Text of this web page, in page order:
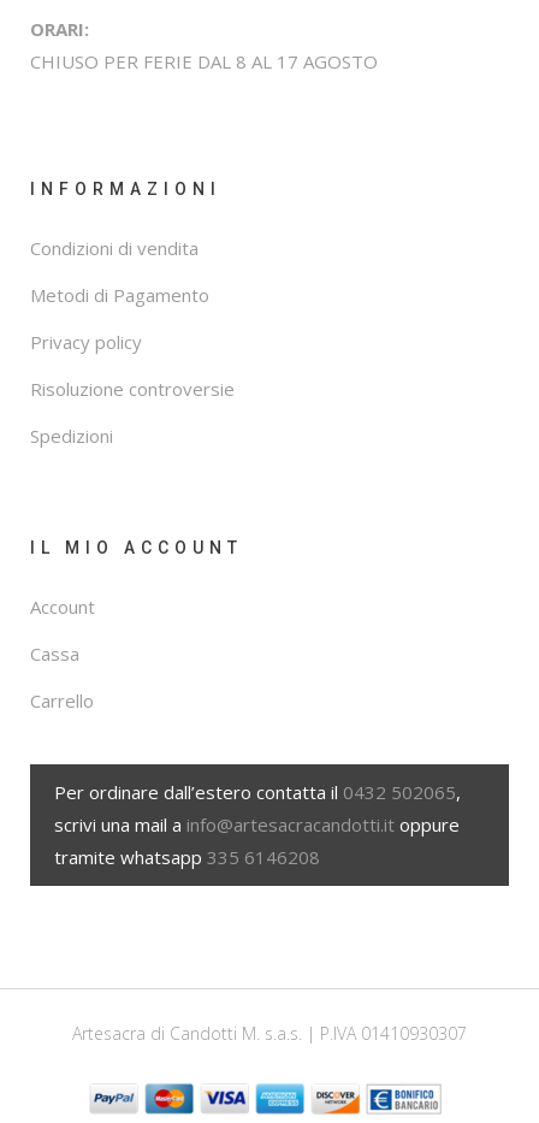
ORARI:
CHIUSO PER FERIE DAL 8 AL 17 AGOSTO
INFORMAZIONI
Condizioni di vendita
Metodi di Pagamento
Privacy policy
Risoluzione controversie
Spedizioni
IL MIO ACCOUNT
Account
Cassa
Carrello
Per ordinare dall’estero contatta il 0432 502065,
scrivi una mail a info@artesacracandotti.it oppure
tramite whatsapp 335 6146208
Artesacra di Candotti M. s.a.s. | P.IVA 01410930307